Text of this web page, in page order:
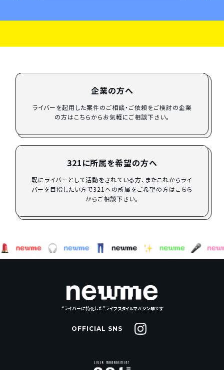
企業の方へ
ライバーを起用した案件のご相談・ご依頼をご検討の企業
の方はこちらからお気軽にご相談下さい。
321に所属を希望の方へ
既にライバーとして活動をされている方、またこれからライ
バーを目指したい方で321への所属をご希望の方はこちら
からご相談下さい。
“ライバーに特化した”ライフスタイルマガジン📖です
OFFICIAL SNS